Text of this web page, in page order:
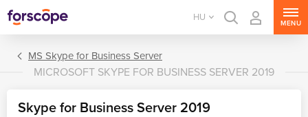
HU
MENU
MS Skype for Business Server
MICROSOFT SKYPE FOR BUSINESS SERVER 2019
Skype for Business Server 2019